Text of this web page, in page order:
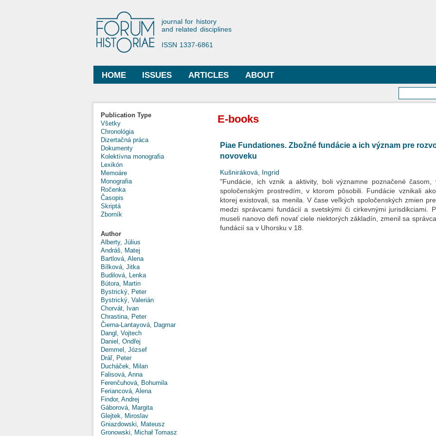
Forum Historiae
journal for history
and related disciplines
ISSN 1337-6861
Main menu
HOME ISSUES ARTICLES ABOUT
Publication Type
Všetky
Chronológia
Dizertačná práca
Dokumenty
Kolektívna monografia
Lexikón
Memoáre
Monografia
Ročenka
Časopis
Skriptá
Zborník
Author
Alberty, Július
Andráš, Matej
Bartlová, Alena
Bílková, Jitka
Budilová, Lenka
Bútora, Martin
Bystrický, Peter
Bystrický, Valerián
Chorvát, Ivan
Chrastina, Peter
Čierna-Lantayová, Dagmar
Dangl, Vojtech
Daniel, Ondřej
Demmel, József
Dráľ, Peter
Ducháček, Milan
Falisová, Anna
Ferenčuhová, Bohumila
Feriancová, Alena
Findor, Andrej
Gáborová, Margita
Glejtek, Miroslav
Gniazdowski, Mateusz
Gronowski, Michał Tomasz
E-books
Piae Fundationes. Zbožné fundácie a ich význam pre
novoveku
Kušniráková, Ingrid
"Fundácie, ich vznik a aktivity, boli významne poznačené
spoločenským prostredím, v ktorom pôsobili. Fundácie vznikali
ktorej existovali, sa menila. V čase veľkých spoločenských zmien
medzi správcami fundácií a svetskými či cirkevnými jurisdikciami.
museli nanovo defi novať ciele niektorých základín, zmenil sa
fundácií sa v Uhorsku v 18.